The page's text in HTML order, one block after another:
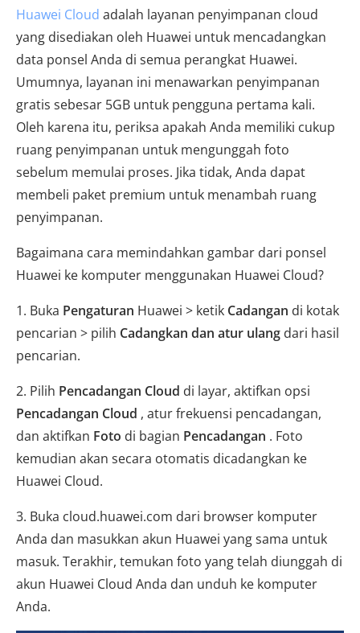
Huawei Cloud adalah layanan penyimpanan cloud
yang disediakan oleh Huawei untuk mencadangkan
data ponsel Anda di semua perangkat Huawei.
Umumnya, layanan ini menawarkan penyimpanan
gratis sebesar 5GB untuk pengguna pertama kali.
Oleh karena itu, periksa apakah Anda memiliki cukup
ruang penyimpanan untuk mengunggah foto
sebelum memulai proses. Jika tidak, Anda dapat
membeli paket premium untuk menambah ruang
penyimpanan.
Bagaimana cara memindahkan gambar dari ponsel
Huawei ke komputer menggunakan Huawei Cloud?
1. Buka Pengaturan Huawei > ketik Cadangan di kotak
pencarian > pilih Cadangkan dan atur ulang dari hasil
pencarian.
2. Pilih Pencadangan Cloud di layar, aktifkan opsi
Pencadangan Cloud , atur frekuensi pencadangan,
dan aktifkan Foto di bagian Pencadangan . Foto
kemudian akan secara otomatis dicadangkan ke
Huawei Cloud.
3. Buka cloud.huawei.com dari browser komputer
Anda dan masukkan akun Huawei yang sama untuk
masuk. Terakhir, temukan foto yang telah diunggah di
akun Huawei Cloud Anda dan unduh ke komputer
Anda.